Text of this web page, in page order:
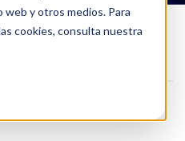
y otros medios. Para
cookies, consulta nuestra